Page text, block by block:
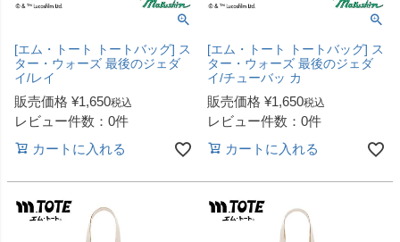
[エム・トート トートバッグ] ス
ター・ウォーズ 最後のジェダ
イ/レイ
販売価格 ¥1,650税込
レビュー件数：0件
カートに入れる
[エム・トート トートバッグ] ス
ター・ウォーズ 最後のジェダ
イ/チューバッ カ
販売価格 ¥1,650税込
レビュー件数：0件
カートに入れる